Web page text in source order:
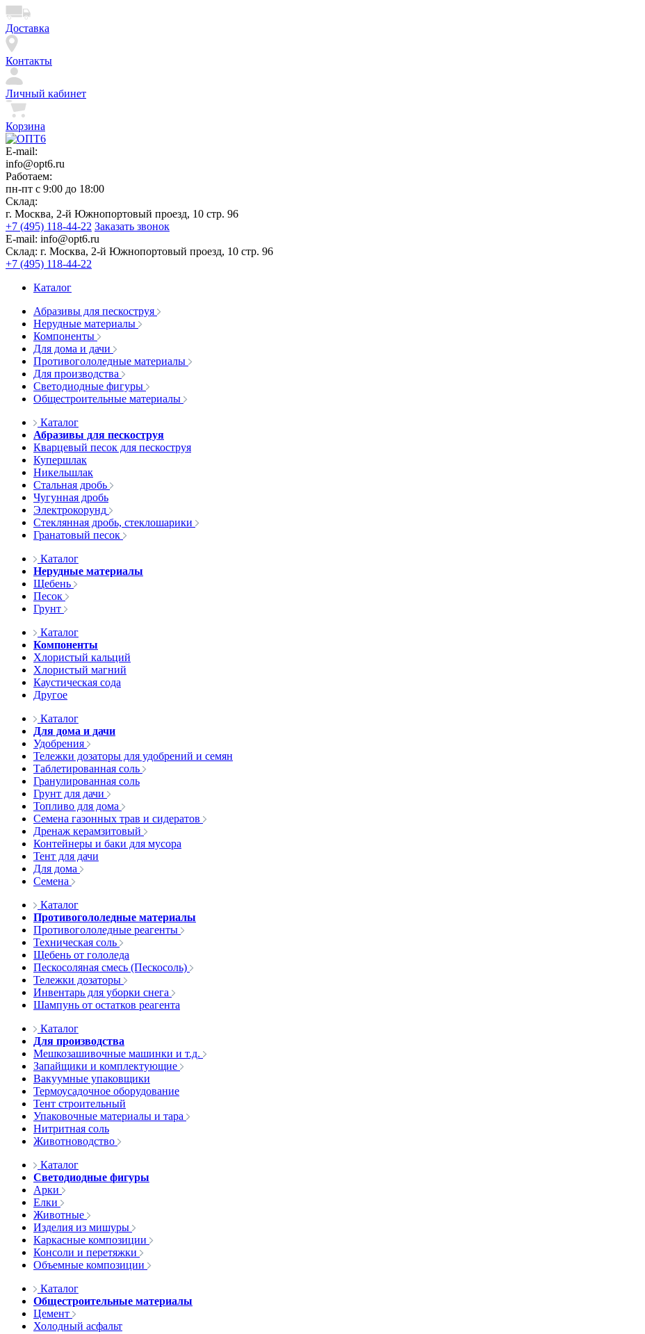
Доставка
Контакты
Личный кабинет
Корзина
E-mail:
info@opt6.ru
Работаем:
пн-пт с 9:00 до 18:00
Склад:
г. Москва, 2-й Южнопортовый проезд, 10 стр. 96
+7 (495) 118-44-22 Заказать звонок
E-mail: info@opt6.ru
Склад: г. Москва, 2-й Южнопортовый проезд, 10 стр. 96
+7 (495) 118-44-22
Каталог
Абразивы для пескоструя
Нерудные материалы
Компоненты
Для дома и дачи
Противогололедные материалы
Для производства
Светодиодные фигуры
Общестроительные материалы
Каталог
Абразивы для пескоструя
Кварцевый песок для пескоструя
Купершлак
Никельшлак
Стальная дробь
Чугунная дробь
Электрокорунд
Стеклянная дробь, стеклошарики
Гранатовый песок
Каталог
Нерудные материалы
Щебень
Песок
Грунт
Каталог
Компоненты
Хлористый кальций
Хлористый магний
Каустическая сода
Другое
Каталог
Для дома и дачи
Удобрения
Тележки дозаторы для удобрений и семян
Таблетированная соль
Гранулированная соль
Грунт для дачи
Топливо для дома
Семена газонных трав и сидератов
Дренаж керамзитовый
Контейнеры и баки для мусора
Тент для дачи
Для дома
Семена
Каталог
Противогололедные материалы
Противогололедные реагенты
Техническая соль
Щебень от гололеда
Пескосоляная смесь (Пескосоль)
Тележки дозаторы
Инвентарь для уборки снега
Шампунь от остатков реагента
Каталог
Для производства
Мешкозашивочные машинки и т.д.
Запайщики и комплектующие
Вакуумные упаковщики
Термоусадочное оборудование
Тент строительный
Упаковочные материалы и тара
Нитритная соль
Животноводство
Каталог
Светодиодные фигуры
Арки
Елки
Животные
Изделия из мишуры
Каркасные композиции
Консоли и перетяжки
Объемные композиции
Каталог
Общестроительные материалы
Цемент
Холодный асфальт